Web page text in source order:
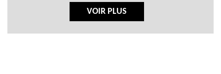
VOIR PLUS